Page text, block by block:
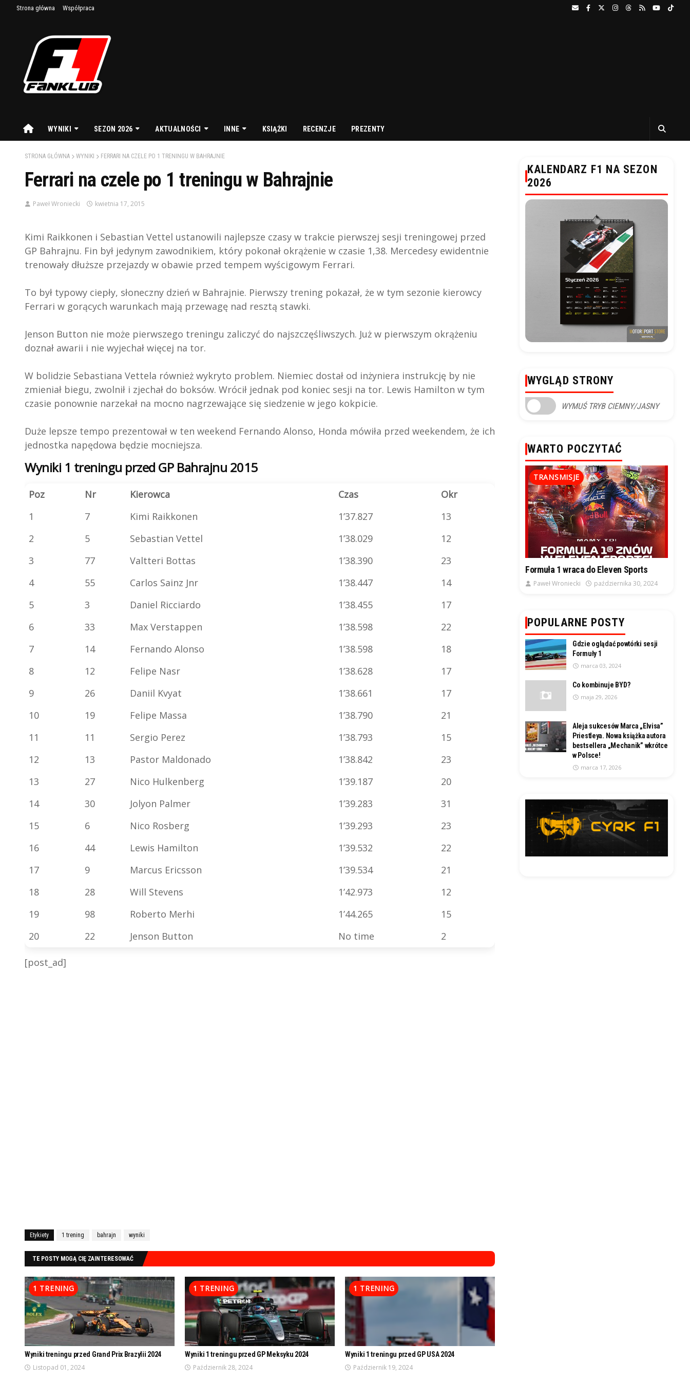
Strona główna Współpraca
WYNIKI SEZON 2026 AKTUALNOŚCI INNE KSIĄŻKI RECENZJE PREZENTY
STRONA GŁÓWNA WYNIKI FERRARI NA CZELE PO 1 TRENINGU W BAHRAJNIE
Ferrari na czele po 1 treningu w Bahrajnie
Paweł Wroniecki kwietnia 17, 2015
Kimi Raikkonen i Sebastian Vettel ustanowili najlepsze czasy w trakcie pierwszej sesji treningowej przed
GP Bahrajnu. Fin był jedynym zawodnikiem, który pokonał okrążenie w czasie 1,38. Mercedesy ewidentnie
trenowały dłuższe przejazdy w obawie przed tempem wyścigowym Ferrari.
To był typowy ciepły, słoneczny dzień w Bahrajnie. Pierwszy trening pokazał, że w tym sezonie kierowcy
Ferrari w gorących warunkach mają przewagę nad resztą stawki.
Jenson Button nie może pierwszego treningu zaliczyć do najszczęśliwszych. Już w pierwszym okrążeniu
doznał awarii i nie wyjechał więcej na tor.
W bolidzie Sebastiana Vettela również wykryto problem. Niemiec dostał od inżyniera instrukcję by nie
zmieniał biegu, zwolnił i zjechał do boksów. Wrócił jednak pod koniec sesji na tor. Lewis Hamilton w tym
czasie ponownie narzekał na mocno nagrzewające się siedzenie w jego kokpicie.
Duże lepsze tempo prezentował w ten weekend Fernando Alonso, Honda mówiła przed weekendem, że ich
jednostka napędowa będzie mocniejsza.
Wyniki 1 treningu przed GP Bahrajnu 2015
Poz Nr Kierowca Czas
Okr
1
7 Kimi Raikkonen 1’37.827
13
2
5 Sebastian Vettel 1’38.029
12
3
77 Valtteri Bottas 1’38.390
23
4
55 Carlos Sainz Jnr 1’38.447
14
5
3 Daniel Ricciardo 1’38.455
17
6
33 Max Verstappen 1’38.598
22
7
14 Fernando Alonso 1’38.598
18
8
12 Felipe Nasr 1’38.628
17
9
26 Daniil Kvyat 1’38.661
17
10
19 Felipe Massa 1’38.790
21
11
11 Sergio Perez 1’38.793
15
12
13 Pastor Maldonado 1’38.842
23
13
27 Nico Hulkenberg 1’39.187
20
14
30 Jolyon Palmer 1’39.283
31
15
6 Nico Rosberg 1’39.293
23
16
44 Lewis Hamilton 1’39.532
22
17
9 Marcus Ericsson 1’39.534
21
18
28 Will Stevens 1’42.973
12
19
98 Roberto Merhi 1’44.265
15
20
22 Jenson Button No time 2
[post_ad]
Etykiety 1 trening bahrajn wyniki
TE POSTY MOGĄ CIĘ ZAINTERESOWAĆ
1 TRENING
Wyniki treningu przed Grand Prix Brazylii 2024
Listopad 01, 2024
1 TRENING
Wyniki 1 treningu przed GP Meksyku 2024
Październik 28, 2024
1 TRENING
Wyniki 1 treningu przed GP USA 2024
Październik 19, 2024
KALENDARZ F1 NA SEZON
2026
WYGLĄD STRONY
WYMUŚ TRYB CIEMNY/JASNY
WARTO POCZYTAĆ
TRANSMISJE
Formuła 1 wraca do Eleven Sports
Paweł Wroniecki października 30, 2024
POPULARNE POSTY
Gdzie oglądać powtórki sesji
Formuły 1
marca 03, 2024
Co kombinuje BYD?
maja 29, 2026
Aleja sukcesów Marca „Elvisa”
Priestleya. Nowa książka autora
bestsellera „Mechanik” wkrótce
w Polsce!
marca 17, 2026